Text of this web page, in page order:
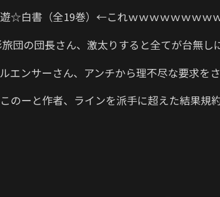
☆白書（全19巻）←これｗｗｗｗｗｗｗｗ
旅団の団長さん、激太りすると全てが台無し
エンサーさん、アンチから理不尽な要求を
このーと作者、ラインを派手に超えた結果規